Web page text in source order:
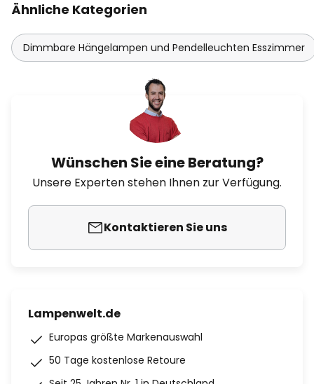
Ähnliche Kategorien
Dimmbare Hängelampen und Pendelleuchten Esszimmer
Wünschen Sie eine Beratung?
Unsere Experten stehen Ihnen zur Verfügung.
Kontaktieren Sie uns
Lampenwelt.de
Europas größte Markenauswahl
50 Tage kostenlose Retoure